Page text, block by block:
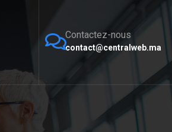
Contactez-nous
contact@centralweb.ma